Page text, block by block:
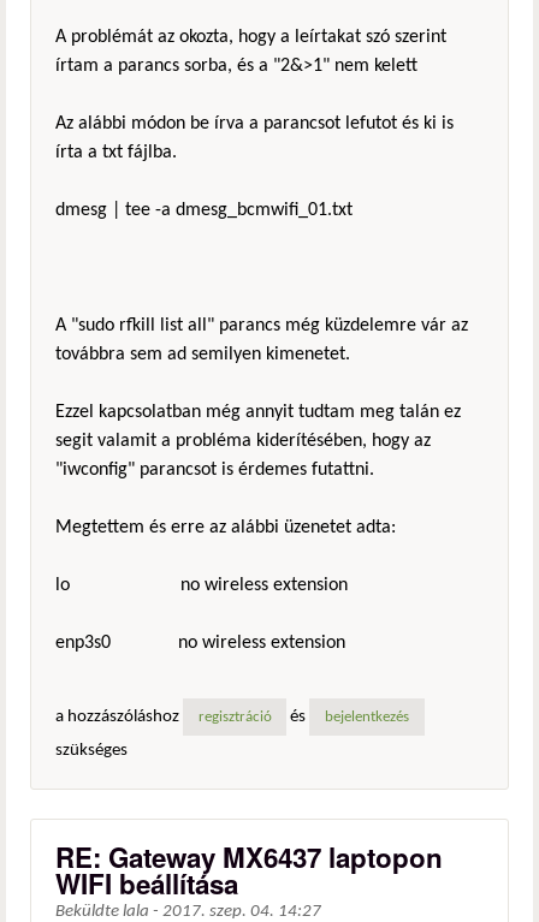
A problémát az okozta, hogy a leírtakat szó szerint
írtam a parancs sorba, és a "2&>1" nem kelett
Az alábbi módon be írva a parancsot lefutot és ki is
írta a txt fájlba.
dmesg | tee -a dmesg_bcmwifi_01.txt
A "sudo rfkill list all" parancs még küzdelemre vár az
továbbra sem ad semilyen kimenetet.
Ezzel kapcsolatban még annyit tudtam meg talán ez
segit valamit a probléma kiderítésében, hogy az
"iwconfig" parancsot is érdemes futattni.
Megtettem és erre az alábbi üzenetet adta:
lo no wireless extension
enp3s0 no wireless extension
a hozzászóláshoz regisztráció és bejelentkezés
szükséges
RE: Gateway MX6437 laptopon
WIFI beállítása
Beküldte lala - 2017. szep. 04. 14:27